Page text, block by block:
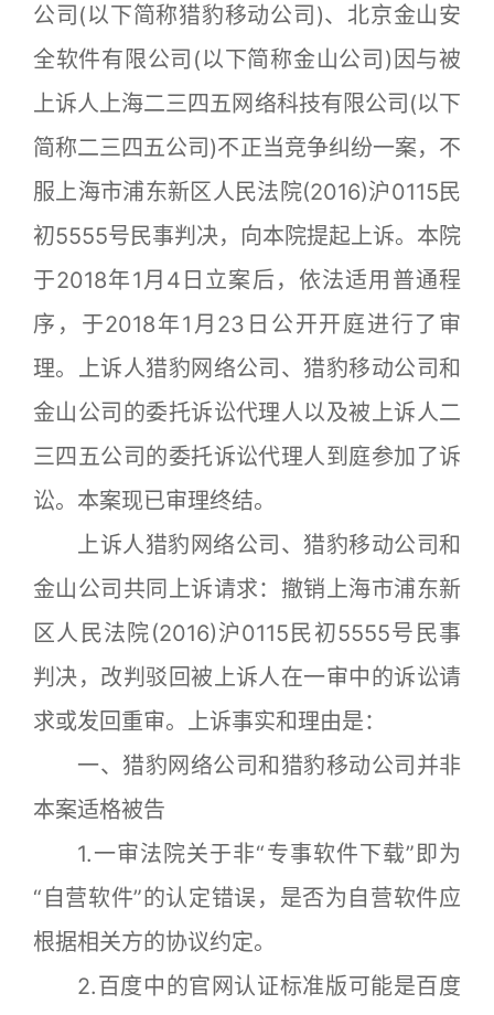
公司(以下简称猎豹移动公司)、北京金山安
全软件有限公司(以下简称金山公司)因与被
上诉人上海二三四五网络科技有限公司(以下
简称二三四五公司)不正当竞争纠纷一案，不
服上海市浦东新区人民法院(2016)沪0115民
初5555号民事判决，向本院提起上诉。本院
于2018年1月4日立案后，依法适用普通程
序，于2018年1月23日公开开庭进行了审
理。上诉人猎豹网络公司、猎豹移动公司和
金山公司的委托诉讼代理人以及被上诉人二
三四五公司的委托诉讼代理人到庭参加了诉
讼。本案现已审理终结。
上诉人猎豹网络公司、猎豹移动公司和
金山公司共同上诉请求：撤销上海市浦东新
区人民法院(2016)沪0115民初5555号民事
判决，改判驳回被上诉人在一审中的诉讼请
求或发回重审。上诉事实和理由是：
一、猎豹网络公司和猎豹移动公司并非
本案适格被告
1.一审法院关于非“专事软件下载”即为
“自营软件”的认定错误，是否为自营软件应
根据相关方的协议约定。
2.百度中的官网认证标准版可能是百度